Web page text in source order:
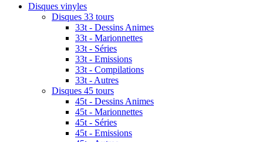
Disques vinyles
Disques 33 tours
33t - Dessins Animes
33t - Marionnettes
33t - Séries
33t - Emissions
33t - Compilations
33t - Autres
Disques 45 tours
45t - Dessins Animes
45t - Marionnettes
45t - Séries
45t - Emissions